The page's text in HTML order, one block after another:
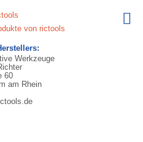
von rictools
Werkzeuge
60
am Rhein